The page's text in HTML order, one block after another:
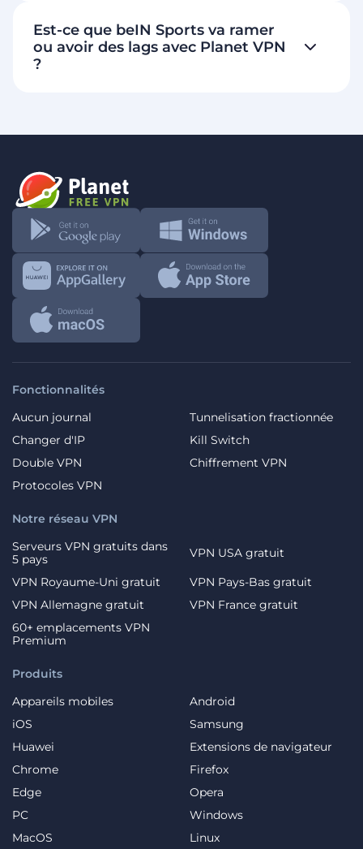
Est-ce que beIN Sports va ramer
ou avoir des lags avec Planet VPN
?
Fonctionnalités
Aucun journal
Tunnelisation fractionnée
Changer d'IP
Kill Switch
Double VPN
Chiffrement VPN
Protocoles VPN
Produits
Appareils mobiles
Android
iOS
Samsung
Huawei
Extensions de navigateur
Chrome
Firefox
Edge
Opera
PC
Windows
MacOS
Linux
Notre réseau VPN
Serveurs VPN gratuits dans
5 pays
VPN USA gratuit
VPN Royaume-Uni gratuit
VPN Pays-Bas gratuit
VPN Allemagne gratuit
VPN France gratuit
60+ emplacements VPN
Premium